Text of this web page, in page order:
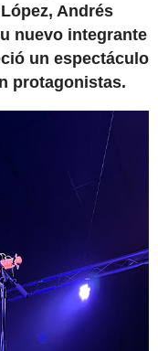
Andrés
nuevo integrante
un espectáculo
protagonistas.